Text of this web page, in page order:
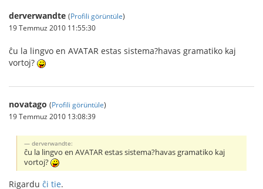
derverwandte (Profili görüntüle)
19 Temmuz 2010 11:55:30
ĉu la lingvo en AVATAR estas sistema?havas gramatiko kaj
vortoj?
novatago (Profili görüntüle)
19 Temmuz 2010 13:08:39
derverwandte:
ĉu la lingvo en AVATAR estas sistema?havas gramatiko kaj
vortoj?
Rigardu ĉi tie.